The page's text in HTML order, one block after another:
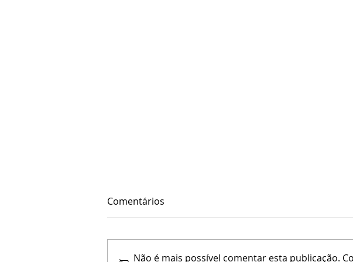
Comentários
Não é mais possível comentar esta publicação.